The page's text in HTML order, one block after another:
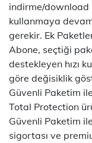
indirme/download
kullanmaya
gerekir. Ek
Abone, seçtiği
destekleyen hızı
göre değisiklik
Güvenli Paketim
Total Protection
Güvenli Paketim
sigortası ve